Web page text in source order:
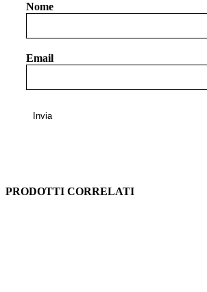
Nome
Email
PRODOTTI CORRELATI